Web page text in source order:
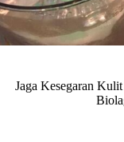
Jaga Kesegaran